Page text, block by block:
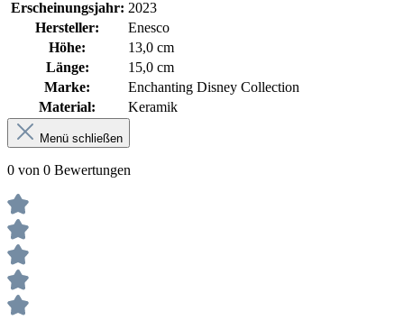
Erscheinungsjahr: 2023
Hersteller:
Enesco
Höhe:
13,0 cm
Länge:
15,0 cm
Marke:
Enchanting Disney Collection
Material:
Keramik
Menü schließen
0 von 0 Bewertungen